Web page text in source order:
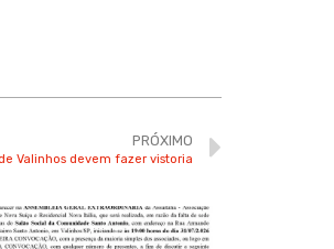
PRÓXIMO
Valinhos devem fazer vistoria